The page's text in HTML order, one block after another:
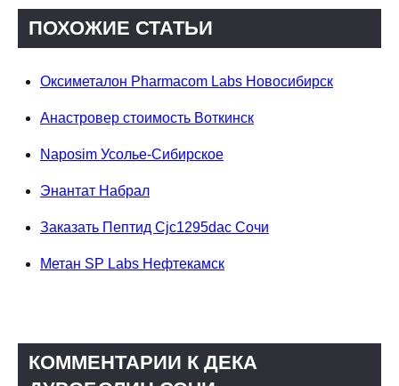
ПОХОЖИЕ СТАТЬИ
Оксиметалон Pharmacom Labs Новосибирск
Анастровер стоимость Воткинск
Naposim Усолье-Сибирское
Энантат Набрал
Заказать Пептид Cjc1295dac Сочи
Метан SP Labs Нефтекамск
КОММЕНТАРИИ К ДЕКА